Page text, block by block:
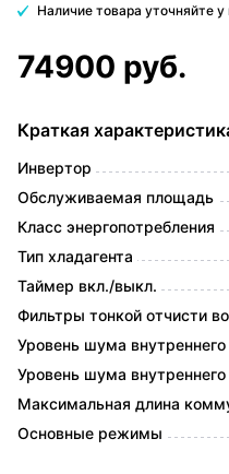
Наличие товара уточняйте
74900 руб.
Краткая
Инвертор
Обслуживаемая площадь
Класс энергопотребления
Тип хладагента
Таймер вкл./выкл.
Фильтры тонкой отчисти
Уровень шума
Уровень шума
Максимальная длина
Основные режимы